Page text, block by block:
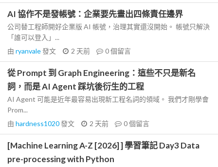
AI 協作不是發帳號：企業要先畫出四條責任邊界
公司替工程師開好企業版 AI 帳號，治理其實還沒開始。 帳號只解決
「誰可以登入」...
由 ryanvale發文 2 天前 0個留言
從 Prompt 到 Graph Engineering：這些不只是新名
詞，而是 AI Agent 踩坑後衍生的工程
AI Agent 可能是近年最容易出現新工程名詞的領域。 我們才剛學會
Prom...
由 hardness1020發文 2 天前 0個留言
[Machine Learning A-Z [2026] ] 學習筆記 Day3 Data
pre-processing with Python